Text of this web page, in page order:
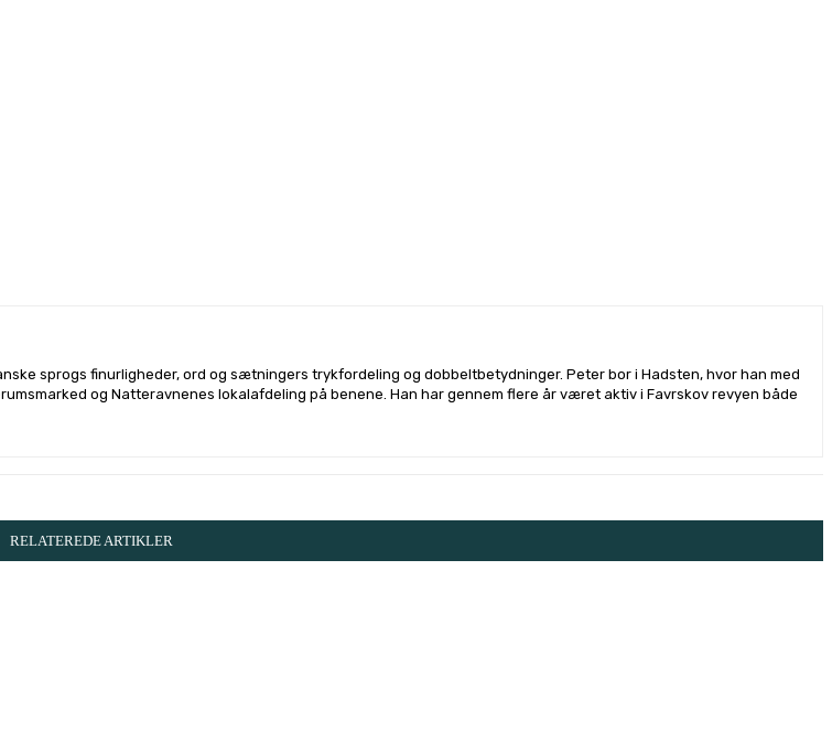
sprogs finurligheder, ord og sætningers trykfordeling og dobbeltbetydninger. Peter bor i Hadsten, hvor han med
og Natteravnenes lokalafdeling på benene. Han har gennem flere år været aktiv i Favrskov revyen både
RELATEREDE ARTIKLER